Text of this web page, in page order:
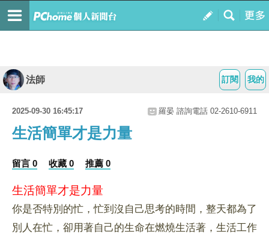
我的
訂閱
法師
2025-09-30 16:45:17 羅晏 諮詢電話 02-2610-6911
生活簡單才是力量
留言 0 收藏 0 推薦 0
生活簡單才是力量
你是否特別的忙，忙到沒自己思考的時間，整天都為了
別人在忙，卻用著自己的生命在燃燒生活著，生活工作